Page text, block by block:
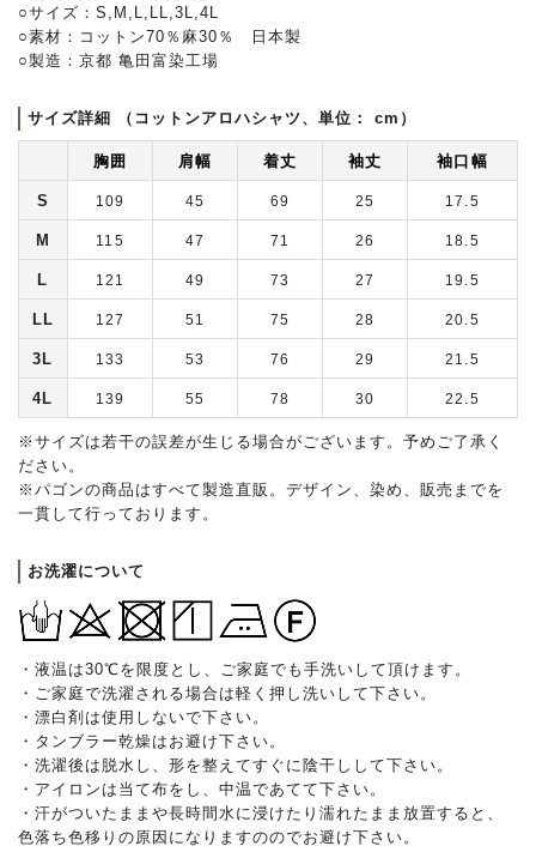
○サイズ：S,M,L,LL,3L,4L
○素材：コットン70％麻30％ 日本製
○製造：京都 亀田富染工場
サイズ詳細 （コットンアロハシャツ、単位： cm）
胸囲 肩幅 着丈 袖丈 袖口幅
S 109 45 69 25 17.5
M 115 47 71 26 18.5
L 121 49 73 27 19.5
LL 127 51 75 28 20.5
3L 133 53 76 29 21.5
4L 139 55 78 30 22.5
※サイズは若干の誤差が生じる場合がございます。予めご了承く
ださい。
※パゴンの商品はすべて製造直販。デザイン、染め、販売までを
一貫して行っております。
お洗濯について
・液温は30℃を限度とし、ご家庭でも手洗いして頂けます。
・ご家庭で洗濯される場合は軽く押し洗いして下さい。
・漂白剤は使用しないで下さい。
・タンブラー乾燥はお避け下さい。
・洗濯後は脱水し、形を整えてすぐに陰干しして下さい。
・アイロンは当て布をし、中温であてて下さい。
・汗がついたままや長時間水に浸けたり濡れたまま放置すると、
色落ち色移りの原因になりますののでお避け下さい。